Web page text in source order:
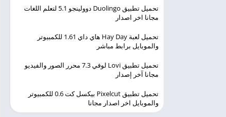
تحميل تطبيق Duolingo ‏دوولينجو 5.1 لتعلم اللغات
مجانا اخر اصدار
تحميل لعبة Hay Day هاي داي 1.61 للكمبيوتر
والموبايل برابط مباشر
تحميل تطبيق Lovi لوفي 7.3 محرر الصور والفيديو
مجانا آخر إصدار
تحميل تطبيق Pixelcut بيكسل كت 0.6 للكمبيوتر
والموبايل اخر اصدار مجانا